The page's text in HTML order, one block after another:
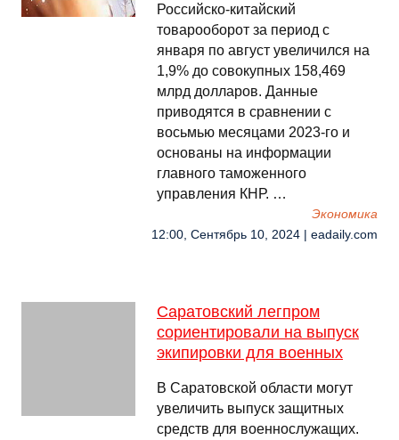
Российско-китайский
товарооборот за период с
января по август увеличился на
1,9% до совокупных 158,469
млрд долларов. Данные
приводятся в сравнении с
восьмью месяцами 2023-го и
основаны на информации
главного таможенного
управления КНР. …
Экономика
12:00, Сентябрь 10, 2024 | eadaily.com
Саратовский легпром
сориентировали на выпуск
экипировки для военных
В Саратовской области могут
увеличить выпуск защитных
средств для военнослужащих.